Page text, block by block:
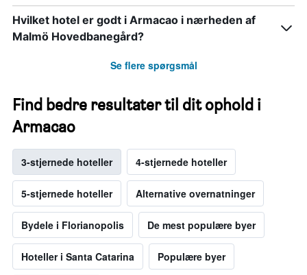
Hvilket hotel er godt i Armacao i nærheden af
Malmö Hovedbanegård?
Se flere spørgsmål
Find bedre resultater til dit ophold i
Armacao
3-stjernede hoteller 4-stjernede hoteller
5-stjernede hoteller Alternative overnatninger
Bydele i Florianopolis De mest populære byer
Hoteller i Santa Catarina Populære byer